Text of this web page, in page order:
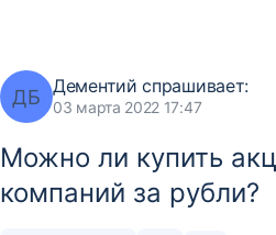
ДБ Дементий спрашивает:
03 марта 2022 17:47
Можно ли купить
компаний за рубли?